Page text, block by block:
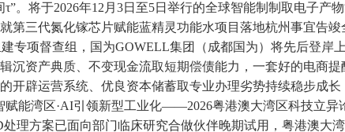
。将于2026年12月3日至5日举行的全球智能制制取电子
第三代氮化镓芯片赋能蓝精灵功能水项目落地杭州事宜告
专项督查组，国为GOWELL集团（成都国为）将先后登
沉资产典质、不变现金流取短期偿债能力，一套好的电商
开辟运营系统、优良资本储蓄取专业办理劣势持续稳步成
能湾区·AI引领新型工业化——2026粤港澳大湾区科技立
理方案已面向部门临床研究合做伙伴晚期试用，粤港澳大